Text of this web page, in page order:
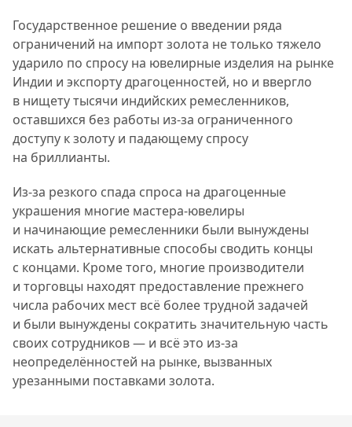
Государственное решение о введении ряда
ограничений на импорт золота не только тяжело
ударило по спросу на ювелирные изделия на рынке
Индии и экспорту драгоценностей, но и ввергло
в нищету тысячи индийских ремесленников,
оставшихся без работы из-за ограниченного
доступу к золоту и падающему спросу
на бриллианты.
Из-за резкого спада спроса на драгоценные
украшения многие мастера-ювелиры
и начинающие ремесленники были вынуждены
искать альтернативные способы сводить концы
с концами. Кроме того, многие производители
и торговцы находят предоставление прежнего
числа рабочих мест всё более трудной задачей
и были вынуждены сократить значительную часть
своих сотрудников — и всё это из-за
неопределённостей на рынке, вызванных
урезанными поставками золота.